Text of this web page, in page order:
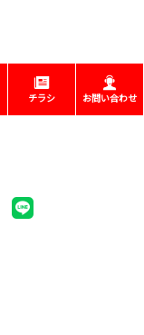
チラシ お問い合わせ